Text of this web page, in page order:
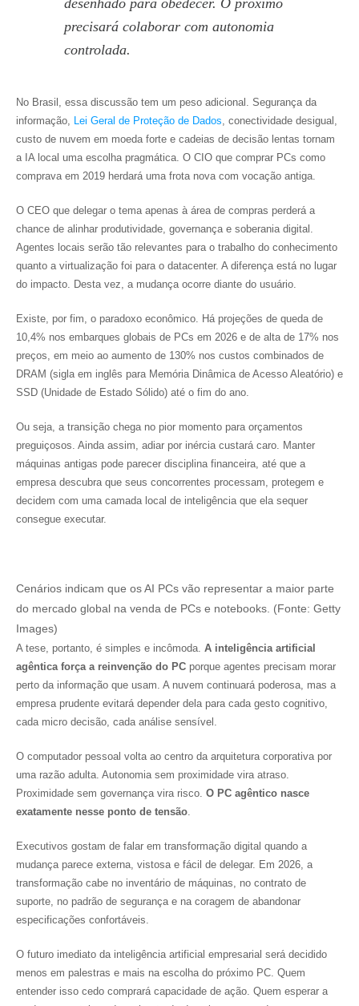
desenhado para obedecer. O próximo
precisará colaborar com autonomia
controlada.
No Brasil, essa discussão tem um peso adicional. Segurança da
informação, Lei Geral de Proteção de Dados, conectividade desigual,
custo de nuvem em moeda forte e cadeias de decisão lentas tornam
a IA local uma escolha pragmática. O CIO que comprar PCs como
comprava em 2019 herdará uma frota nova com vocação antiga.
O CEO que delegar o tema apenas à área de compras perderá a
chance de alinhar produtividade, governança e soberania digital.
Agentes locais serão tão relevantes para o trabalho do conhecimento
quanto a virtualização foi para o datacenter. A diferença está no lugar
do impacto. Desta vez, a mudança ocorre diante do usuário.
Existe, por fim, o paradoxo econômico. Há projeções de queda de
10,4% nos embarques globais de PCs em 2026 e de alta de 17% nos
preços, em meio ao aumento de 130% nos custos combinados de
DRAM (sigla em inglês para Memória Dinâmica de Acesso Aleatório) e
SSD (Unidade de Estado Sólido) até o fim do ano.
Ou seja, a transição chega no pior momento para orçamentos
preguiçosos. Ainda assim, adiar por inércia custará caro. Manter
máquinas antigas pode parecer disciplina financeira, até que a
empresa descubra que seus concorrentes processam, protegem e
decidem com uma camada local de inteligência que ela sequer
consegue executar.
Cenários indicam que os AI PCs vão representar a maior parte
do mercado global na venda de PCs e notebooks. (Fonte: Getty
Images)
A tese, portanto, é simples e incômoda. A inteligência artificial
agêntica força a reinvenção do PC porque agentes precisam morar
perto da informação que usam. A nuvem continuará poderosa, mas a
empresa prudente evitará depender dela para cada gesto cognitivo,
cada micro decisão, cada análise sensível.
O computador pessoal volta ao centro da arquitetura corporativa por
uma razão adulta. Autonomia sem proximidade vira atraso.
Proximidade sem governança vira risco. O PC agêntico nasce
exatamente nesse ponto de tensão.
Executivos gostam de falar em transformação digital quando a
mudança parece externa, vistosa e fácil de delegar. Em 2026, a
transformação cabe no inventário de máquinas, no contrato de
suporte, no padrão de segurança e na coragem de abandonar
especificações confortáveis.
O futuro imediato da inteligência artificial empresarial será decidido
menos em palestras e mais na escolha do próximo PC. Quem
entender isso cedo comprará capacidade de ação. Quem esperar a